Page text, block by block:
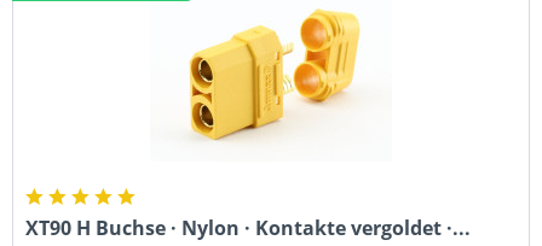
XT90 H Buchse · Nylon · Kontakte vergoldet ·...